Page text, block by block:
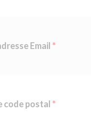
Email
code postal